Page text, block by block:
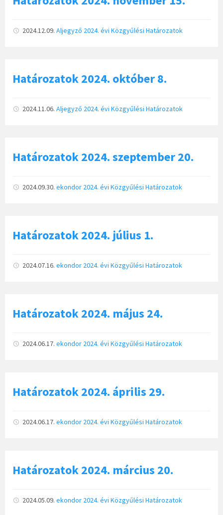
2024.12.09. Aljegyző 2024. évi Közgyűlési Határozatok
Határozatok 2024. október 8.
2024.11.06. Aljegyző 2024. évi Közgyűlési Határozatok
Határozatok 2024. szeptember 20.
2024.09.30. ekondor 2024. évi Közgyűlési Határozatok
Határozatok 2024. július 1.
2024.07.16. ekondor 2024. évi Közgyűlési Határozatok
Határozatok 2024. május 24.
2024.06.17. ekondor 2024. évi Közgyűlési Határozatok
Határozatok 2024. április 29.
2024.06.17. ekondor 2024. évi Közgyűlési Határozatok
Határozatok 2024. március 20.
2024.05.09. ekondor 2024. évi Közgyűlési Határozatok